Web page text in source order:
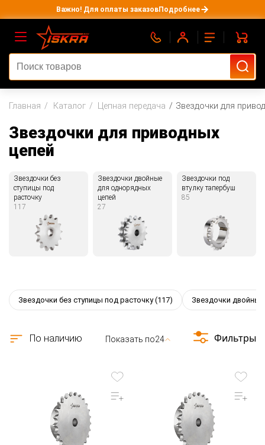
Важно! Для оплаты заказовПодробнее
Главная Каталог Цепная передача Звездочки для
Звездочки для приводных
цепей
Звездочки без
ступицы под
расточку
117
Звездочки двойные
для однорядных
цепей
27
Звездочки под
втулку тапербуш
85
Звездочки без ступицы под расточку(117) Звездочки
Показать по24
По наличию Фильтры